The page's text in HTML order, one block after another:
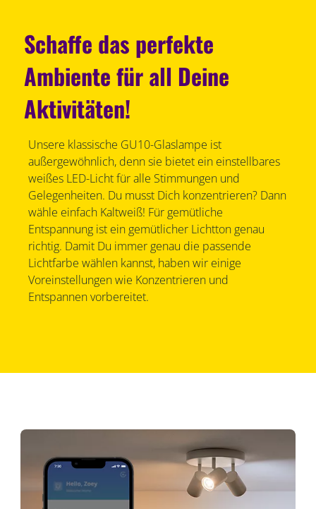
Schaffe das perfekte
Ambiente für all Deine
Aktivitäten!
Unsere klassische GU10-Glaslampe ist
außergewöhnlich, denn sie bietet ein einstellbares
weißes LED-Licht für alle Stimmungen und
Gelegenheiten. Du musst Dich konzentrieren? Dann
wähle einfach Kaltweiß! Für gemütliche
Entspannung ist ein gemütlicher Lichtton genau
richtig. Damit Du immer genau die passende
Lichtfarbe wählen kannst, haben wir einige
Voreinstellungen wie Konzentrieren und
Entspannen vorbereitet.